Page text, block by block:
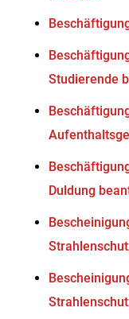
Studierende
Duldung